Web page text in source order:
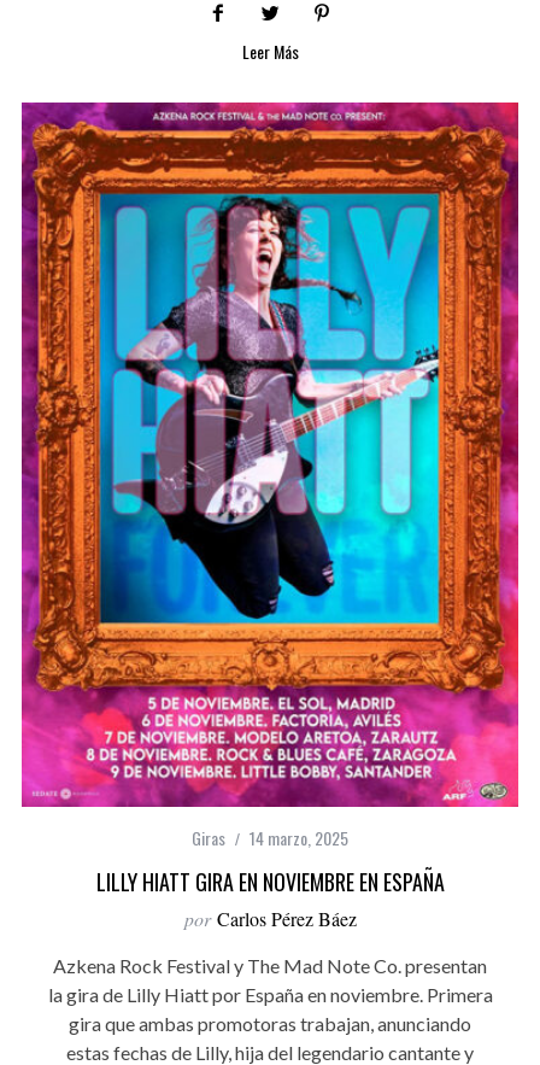
Leer Más
Giras 14 marzo, 2025
LILLY HIATT GIRA EN NOVIEMBRE EN ESPAÑA
por Carlos Pérez Báez
Azkena Rock Festival y The Mad Note Co. presentan
la gira de Lilly Hiatt por España en noviembre. Primera
gira que ambas promotoras trabajan, anunciando
estas fechas de Lilly, hija del legendario cantante y